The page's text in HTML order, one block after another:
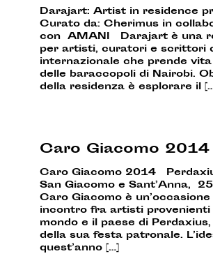
Darajart: Artist in residence
Curato da: Cherimus in
con AMANI Darajart è una
per artisti, curatori e scrittori
internazionale che prende
delle baraccopoli di Nairobi.
della residenza è esplorare il
Caro Giacomo 2014
Caro Giacomo 2014
San Giacomo e Sant’Anna,
Caro Giacomo è un’occasione
incontro fra artisti
mondo e il paese di
della sua festa patronale.
quest’anno […]